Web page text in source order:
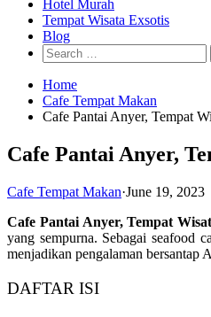
Hotel Murah
Tempat Wisata Exsotis
Blog
Search
for:
Home
Cafe Tempat Makan
Cafe Pantai Anyer, Tempat
Cafe Pantai Anyer,
Cafe Tempat Makan·June 19, 2023
Cafe Pantai Anyer, Tempat
yang sempurna. Sebagai seafood
menjadikan pengalaman bersantap
DAFTAR ISI